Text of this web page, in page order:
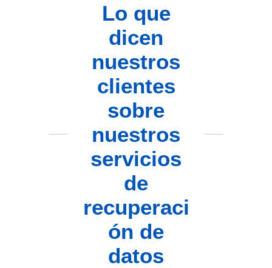
Lo que
dicen
nuestros
clientes
sobre
nuestros
servicios
de
recuperaci
ón de
datos